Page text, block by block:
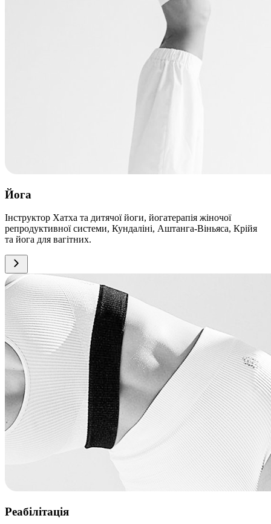
Йога
Інструктор Хатха та дитячої йоги, йогатерапія жіночої
репродуктивної системи, Кундаліні, Аштанга-Віньяса, Крійя
та йога для вагітних.
Реабілітація